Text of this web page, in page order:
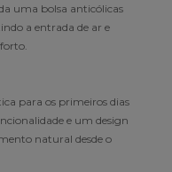
uma bolsa anticólicas
a entrada de ar e
para os primeiros dias
e um design
natural desde o